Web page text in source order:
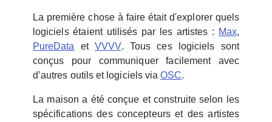
La première chose à faire était d'explorer quels
logiciels étaient utilisés par les artistes : Max,
PureData etVVVV. Tous ces logiciels sont
conçus pour communiquer facilement avec
d’autres outils et logiciels viaOSC.
La maison a été conçue et construite selon les
spécifications des concepteurs et des artistes